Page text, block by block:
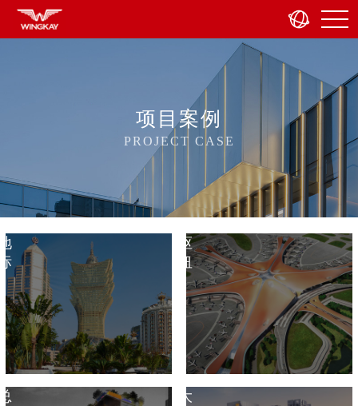
项目案例
PROJECT CASE
交
枢
纽
商
务
大